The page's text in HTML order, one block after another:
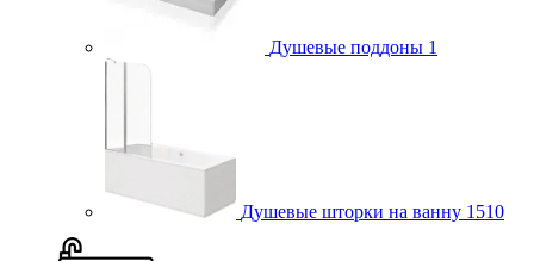
Душевые поддоны 1
Душевые шторки на ванну 1510